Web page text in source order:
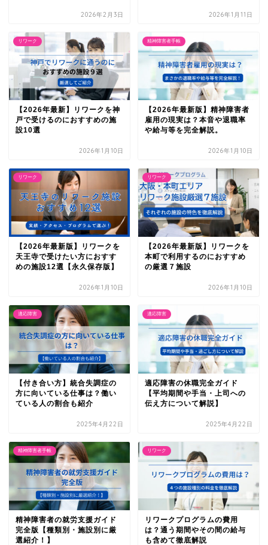
2026年2月3日 2026年1月11日
リワーク
【2026年最新】リワークを神
戸で受けるのにおすすめの施
設10選
2026年1月10日
精神障害者手帳
【2026年最新版】精神障害者
雇用の現実は？本音や退職率
や給与等を完全解説。
2026年1月10日
リワーク
【2026年最新版】リワークを
天王寺で受けたい方におすす
めの施設12選【永久保存版】
2026年1月10日
リワーク
【2026年最新版】リワークを
本町で利用するのにおすすめ
の厳選７施設
2026年1月10日
適応障害
【付き合い方】統合失調症の
方に向いている仕事は？働い
ている人の割合も紹介
2025年4月22日
適応障害
適応障害の休職完全ガイド
【平均期間や手当・上司への
伝え方について解説】
2025年4月22日
精神障害者手帳
精神障害者の就労支援ガイド
完全版【種類別・施設別に厳
選紹介！】
リワーク
リワークプログラムの費用
は？通う期間やその間の給与
も含めて徹底解説